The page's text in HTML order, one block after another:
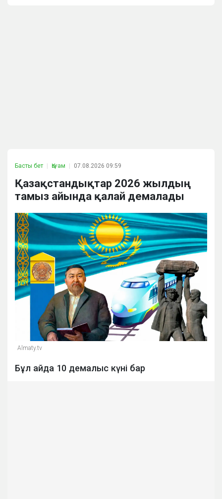
Басты бет Қоғам 07.08.2026 09:59
Қазақстандықтар 2026 жылдың
тамыз айында қалай демалады
Almaty.tv
Бұл айда 10 демалыс күні бар